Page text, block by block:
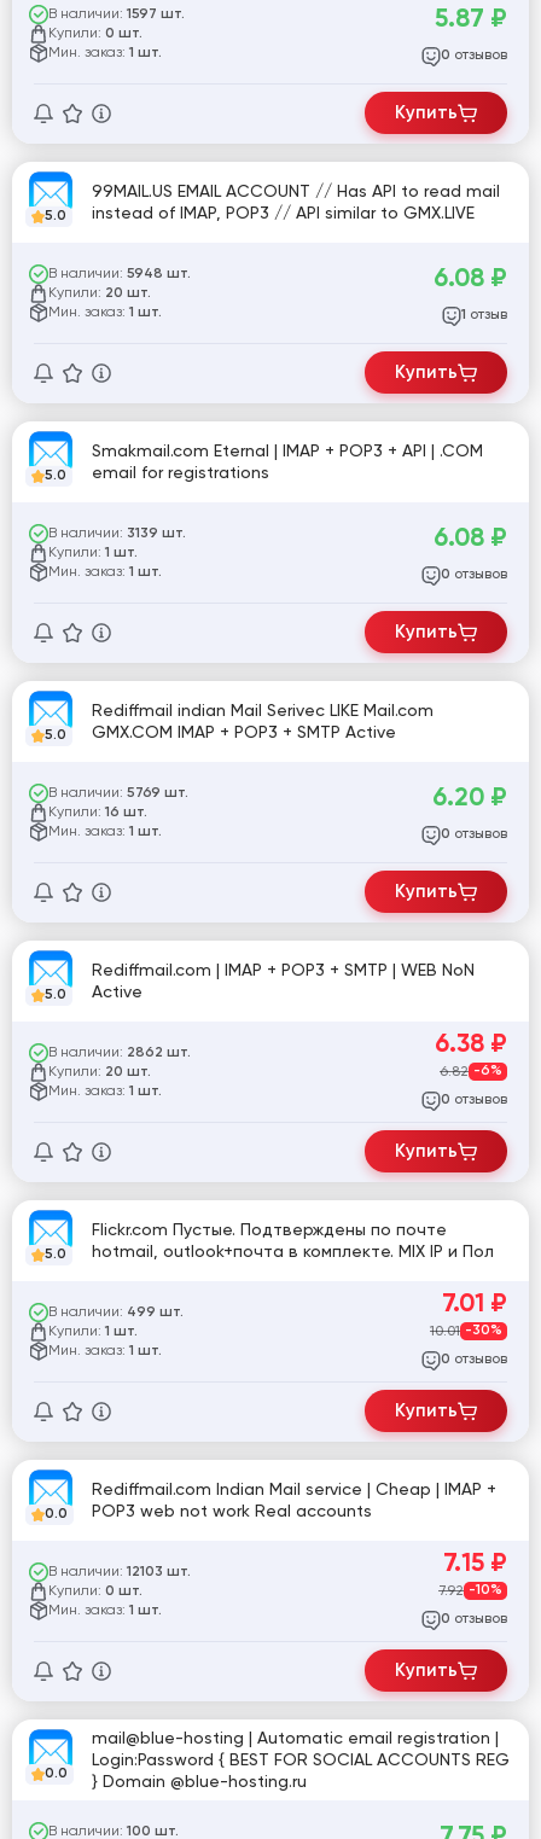
В наличии: 1597 шт.
Купили: 0 шт.
Мин. заказ: 1 шт.
5.87 ₽
0 отзывов
Купить
5.0
99MAIL.US EMAIL ACCOUNT // Has API to read mail
instead of IMAP, POP3 // API similar to GMX.LIVE
В наличии: 5948 шт.
Купили: 20 шт.
Мин. заказ: 1 шт.
6.08 ₽
1 отзыв
Купить
5.0
Smakmail.com Eternal | IMAP + POP3 + API | .COM
email for registrations
В наличии: 3139 шт.
Купили: 1 шт.
Мин. заказ: 1 шт.
6.08 ₽
0 отзывов
Купить
5.0
Rediffmail indian Mail Serivec LIKE Mail.com
GMX.COM IMAP + POP3 + SMTP Active
В наличии: 5769 шт.
Купили: 16 шт.
Мин. заказ: 1 шт.
6.20 ₽
0 отзывов
Купить
5.0
Rediffmail.com | IMAP + POP3 + SMTP | WEB NoN
Active
В наличии: 2862 шт.
Купили: 20 шт.
Мин. заказ: 1 шт.
6.38 ₽
6.82 -6%
0 отзывов
Купить
5.0
Flickr.com Пустые. Подтверждены по почте
hotmail, outlook+почта в комплекте. MIX IP и Пол
В наличии: 499 шт.
Купили: 1 шт.
Мин. заказ: 1 шт.
7.01 ₽
10.01 -30%
0 отзывов
Купить
0.0
Rediffmail.com Indian Mail service | Cheap | IMAP +
POP3 web not work Real accounts
В наличии: 12103 шт.
Купили: 0 шт.
Мин. заказ: 1 шт.
7.15 ₽
7.92 -10%
0 отзывов
Купить
0.0
mail@blue-hosting | Automatic email registration |
Login:Password { BEST FOR SOCIAL ACCOUNTS REG
} Domain @blue-hosting.ru
В наличии: 100 шт.